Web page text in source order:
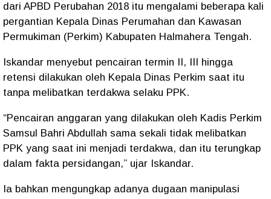
dari APBD Perubahan 2018 itu mengalami beberapa kali
pergantian Kepala Dinas Perumahan dan Kawasan
Permukiman (Perkim) Kabupaten Halmahera Tengah.
Iskandar menyebut pencairan termin II, III hingga
retensi dilakukan oleh Kepala Dinas Perkim saat itu
tanpa melibatkan terdakwa selaku PPK.
“Pencairan anggaran yang dilakukan oleh Kadis Perkim
Samsul Bahri Abdullah sama sekali tidak melibatkan
PPK yang saat ini menjadi terdakwa, dan itu terungkap
dalam fakta persidangan,” ujar Iskandar.
Ia bahkan mengungkap adanya dugaan manipulasi